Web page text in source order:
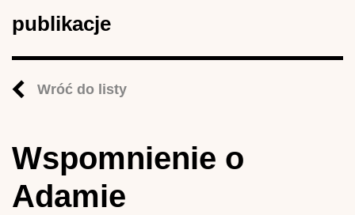
publikacje
Wróć do listy
Wspomnienie o
Adamie